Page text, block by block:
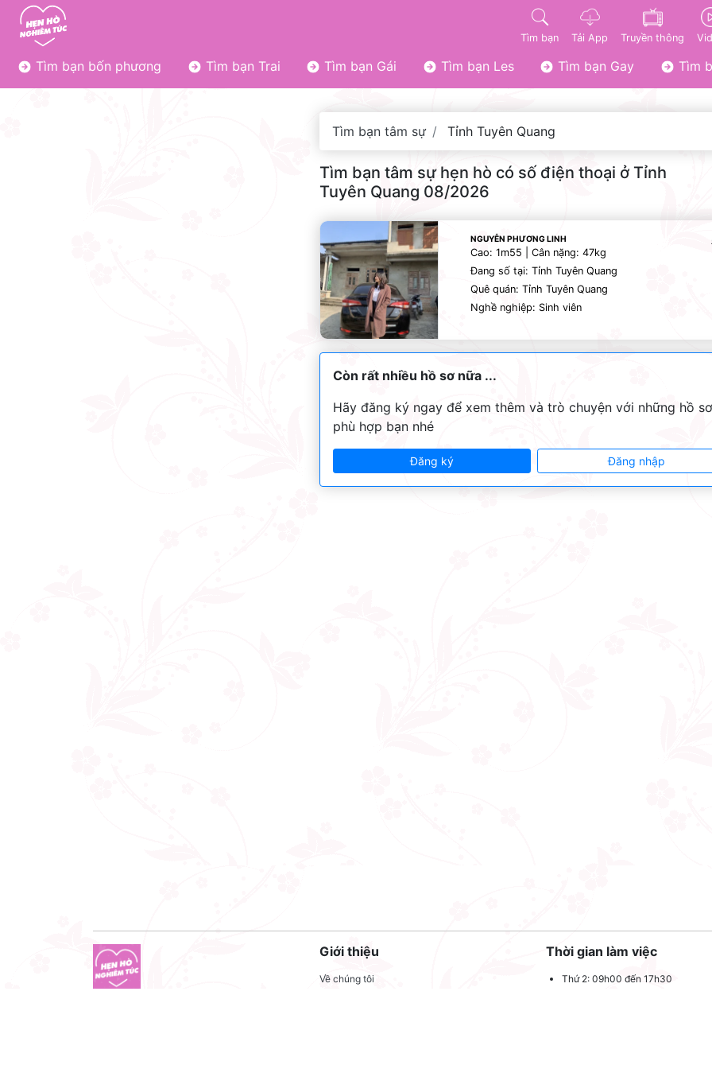
Tìm bạn Tải App Truyền thông
Tìm bạn bốn phương Tìm bạn Trai Tìm bạn Gái Tìm bạn Les Tìm bạn Gay Tìm
Tìm bạn tâm sự Tỉnh Tuyên Quang
Tìm bạn tâm sự hẹn hò có số điện thoại ở Tỉnh
Tuyên Quang 08/2026
NGUYỄN PHƯƠNG LINH
Cao: 1m55 | Cân nặng: 47kg
Đang số tại: Tỉnh Tuyên Quang
Quê quán: Tỉnh Tuyên Quang
Nghề nghiệp: Sinh viên
Còn rất nhiều hồ sơ nữa ...
Hãy đăng ký ngay để xem thêm và trò chuyện với những hồ sơ
phù hợp bạn nhé
Đăng ký Đăng nhập
Giới thiệu
Về chúng tôi
Thời gian làm việc
Thứ 2: 09h00 đến 17h30